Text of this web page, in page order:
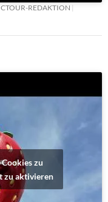
CTOUR-REDAKTION
zu
zu aktivieren